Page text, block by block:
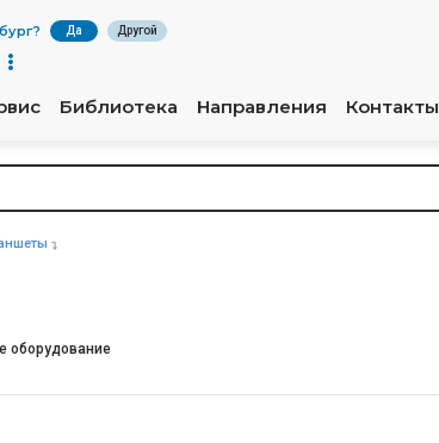
? Да Другой
Библиотека Направления Контакты
оборудование